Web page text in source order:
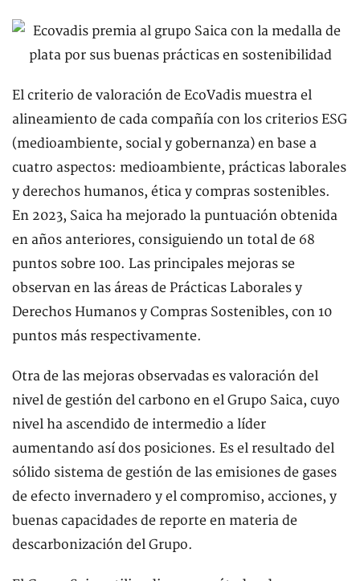
El criterio de valoración de EcoVadis muestra el
alineamiento de cada compañía con los criterios ESG
(medioambiente, social y gobernanza) en base a
cuatro aspectos: medioambiente, prácticas laborales
y derechos humanos, ética y compras sostenibles.
En 2023, Saica ha mejorado la puntuación obtenida
en años anteriores, consiguiendo un total de 68
puntos sobre 100. Las principales mejoras se
observan en las áreas de Prácticas Laborales y
Derechos Humanos y Compras Sostenibles, con 10
puntos más respectivamente.
Otra de las mejoras observadas es valoración del
nivel de gestión del carbono en el Grupo Saica, cuyo
nivel ha ascendido de intermedio a líder
aumentando así dos posiciones. Es el resultado del
sólido sistema de gestión de las emisiones de gases
de efecto invernadero y el compromiso, acciones, y
buenas capacidades de reporte en materia de
descarbonización del Grupo.